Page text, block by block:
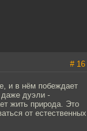
# 16
и в нём побеждает
дуэли -
жить природа. Это
от естественных